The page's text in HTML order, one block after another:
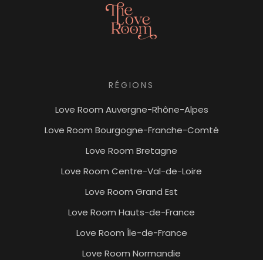
RÉGIONS
Love Room Auvergne-Rhône-Alpes
Love Room Bourgogne-Franche-Comté
Love Room Bretagne
Love Room Centre-Val-de-Loire
Love Room Grand Est
Love Room Hauts-de-France
Love Room Île-de-France
Love Room Normandie